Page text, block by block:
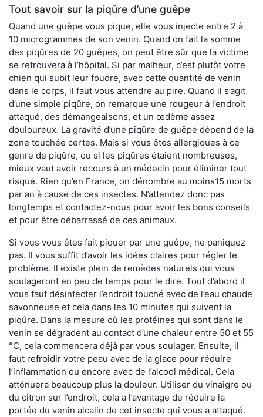
Tout savoir sur la piqûre d’une guêpe
Quand une guêpe vous pique, elle vous injecte entre 2 à
10 microgrammes de son venin. Quand on fait la somme
des piqûres de 20 guêpes, on peut être sûr que la victime
se retrouvera à l’hôpital. Si par malheur, c’est plutôt votre
chien qui subit leur foudre, avec cette quantité de venin
dans le corps, il faut vous attendre au pire. Quand il s’agit
d’une simple piqûre, on remarque une rougeur à l’endroit
attaqué, des démangeaisons, et un œdème assez
douloureux. La gravité d’une piqûre de guêpe dépend de la
zone touchée certes. Mais si vous êtes allergiques à ce
genre de piqûre, ou si les piqûres étaient nombreuses,
mieux vaut avoir recours à un médecin pour éliminer tout
risque. Rien qu’en France, on dénombre au moins15 morts
par an à cause de ces insectes. N’attendez donc pas
longtemps et contactez-nous pour avoir les bons conseils
et pour être débarrassé de ces animaux.
Si vous vous êtes fait piquer par une guêpe, ne paniquez
pas. Il vous suffit d’avoir les idées claires pour régler le
problème. Il existe plein de remèdes naturels qui vous
soulageront en peu de temps pour le dire. Tout d’abord il
vous faut désinfecter l’endroit touché avec de l’eau chaude
savonneuse et cela dans les 10 minutes qui suivent la
piqûre. Dans la mesure où les protéines qui sont dans le
venin se dégradent au contact d’une chaleur entre 50 et 55
°C, cela commencera déjà par vous soulager. Ensuite, il
faut refroidir votre peau avec de la glace pour réduire
l’inflammation ou encore avec de l’alcool médical. Cela
atténuera beaucoup plus la douleur. Utiliser du vinaigre ou
du citron sur l’endroit, cela a l’avantage de réduire la
portée du venin alcalin de cet insecte qui vous a attaqué.